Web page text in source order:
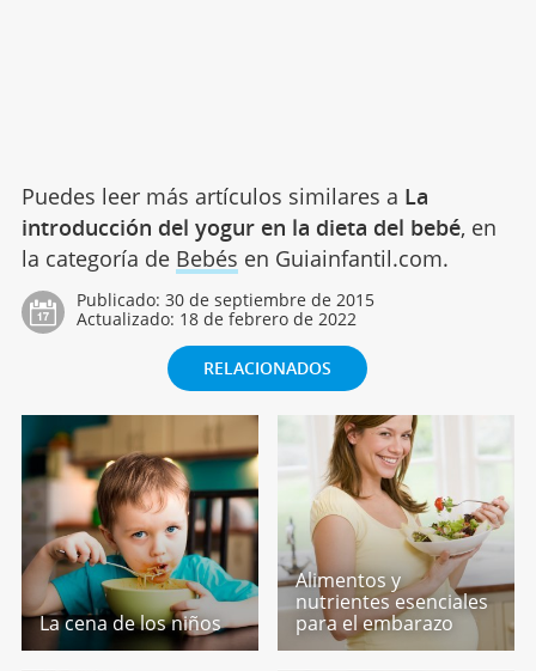
Puedes leer más artículos similares a La
introducción del yogur en la dieta del bebé, en
la categoría de Bebés en Guiainfantil.com.
Publicado: 30 de septiembre de 2015
Actualizado: 18 de febrero de 2022
RELACIONADOS
La cena de los niños
Alimentos y
nutrientes esenciales
para el embarazo